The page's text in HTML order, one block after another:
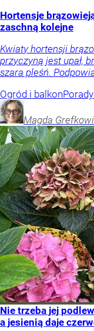
Hortensje
zaschną kolejne
Kwiaty hortensji
przyczyną jest upał,
szara pleśń.
Ogród i balkon
Magda
Nie trzeba jej
a jesienią daje